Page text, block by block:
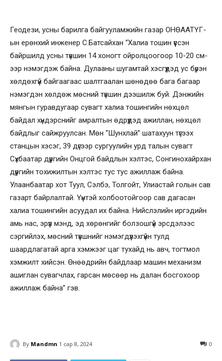
Геодези, усны барилга байгууламжийн газар ОНӨААТҮГ-
ын ерөнхий инженер С.Батсайхан “Халиа тошин үүссэн
байршилд усны түвшин 14 хоногт ойролцоогоор 10-20 см-
ээр нэмэгдэж байна. Дулааны шугамтай хэсгүүдэд ус бүрэн
хөлдөхгүй байгаагаас шалтгаалан шөнөдөө бага багаар
нэмэгдэн хөлдөж мөсний түвшин дээшилж буй. Дэнжийн
мянгын гуравдугаар сувагт халиа тошингийн нөхцөл
байдал хүндэрснийг амралтын өдрүүдэд ажиллан, нөхцөл
байдлыг сайжруулсан. Мөн “Шунхлай” шатахуун түгээх
станцын хэсэг, 39 дүгээр сургуулийн урд талын сувагт
Сүхбаатар дүүргийн Онцгой байдлын хэлтэс, Сонгинохайрхан
дүүргийн тохижилтын хэлтэс тус тус ажиллаж байна.
Улаанбаатар хот Туул, Сэлбэ, Толгойт, Улиастай голын сав
газарт байрлалтай. Үүнтэй холбоотойгоор сав дагасан
халиа тошингийн асуудал их байна. Нийслэлийн иргэдийн
амь нас, эрүүл мэнд, эд хөрөнгийг болзошгүй эрсдэлээс
сэргийлэх, мөсний түвшнийг нэмэгдүүлэхгүйн тулд
шаардлагатай арга хэмжээг цаг тухайд нь авч, тогтмол
хэмжилт хийсэн. Өнөөдрийн байдлаар машин механизм
ашиглан сувагчлах, гарсан мөсөөр нь далан босгохоор
ажиллаж байна” гэв.
By Mandmn 1 сар 8, 2024 0